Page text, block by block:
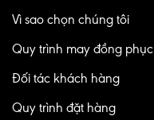
Vì sao chọn chúng tôi
Quy trình may đồng phục
Đối tác khách hàng
Quy trình đặt hàng